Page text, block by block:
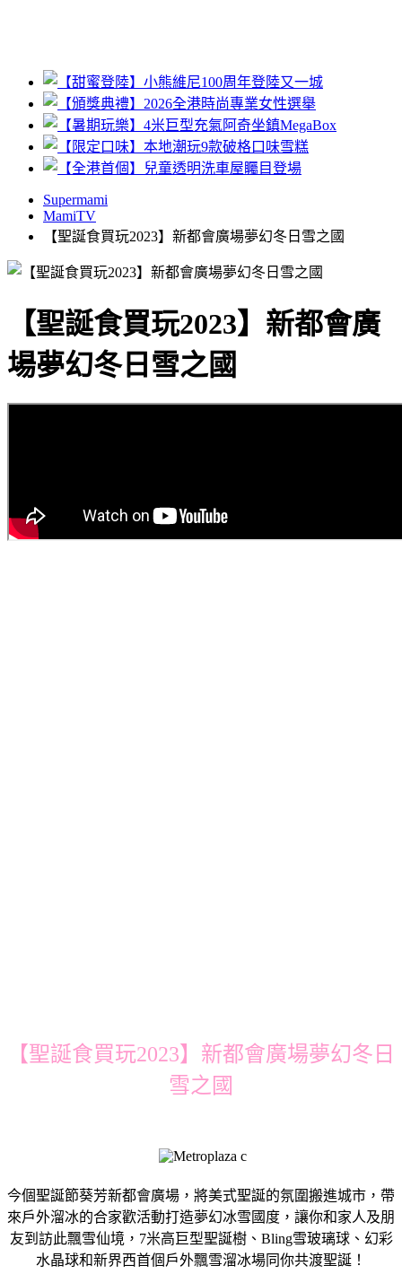
Supermami
MamiTV
【聖誕食買玩2023】新都會廣場夢幻冬日雪之國
【聖誕食買玩2023】新都會廣
場夢幻冬日雪之國
【聖誕食買玩2023】新都會廣場夢幻冬日
雪之國
今個聖誕節葵芳新都會廣場，將美式聖誕的氛圍搬進城市，帶
來戶外溜冰的合家歡活動打造夢幻冰雪國度，讓你和家人及朋
友到訪此飄雪仙境，7米高巨型聖誕樹、Bling雪玻璃球、幻彩
水晶球和新界西首個戶外飄雪溜冰場同你共渡聖誕！